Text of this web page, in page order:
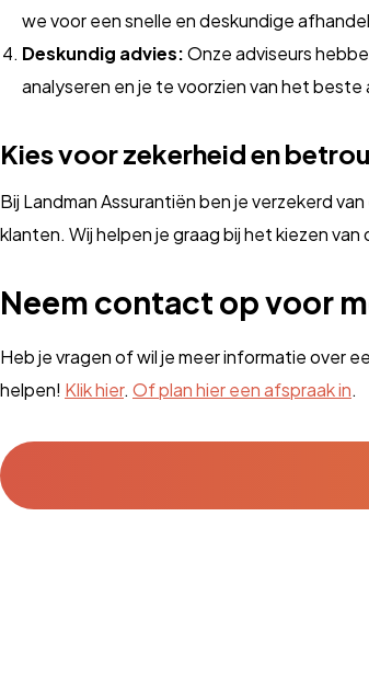
we voor een snelle en deskundige
Deskundig advies:Onze adviseurs
analyseren en je te voorzien van het
Kies voor zekerheid en
Bij Landman Assurantiën ben je verzekerd
klanten. Wij helpen je graag bij het kiezen
Neem contact op voor
Heb je vragen of wil je meer informatie over
helpen! Klik hier. Of plan hier een afspraak in.